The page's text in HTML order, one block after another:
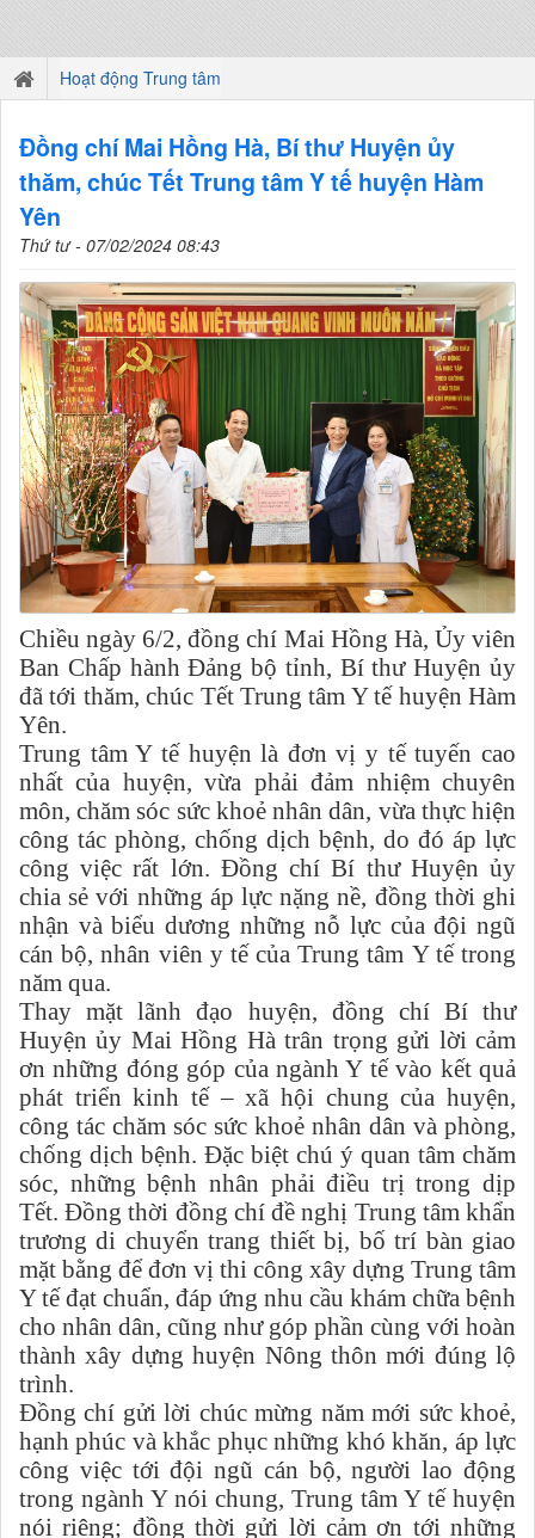
Hoạt động Trung tâm
Đồng chí Mai Hồng Hà, Bí thư Huyện ủy
thăm, chúc Tết Trung tâm Y tế huyện Hàm
Yên
Thứ tư - 07/02/2024 08:43
Chiều ngày 6/2, đồng chí Mai Hồng Hà, Ủy viên
Ban Chấp hành Đảng bộ tỉnh, Bí thư Huyện ủy
đã tới thăm, chúc Tết Trung tâm Y tế huyện Hàm
Yên.
Trung tâm Y tế huyện là đơn vị y tế tuyến cao
nhất của huyện, vừa phải đảm nhiệm chuyên
môn, chăm sóc sức khoẻ nhân dân, vừa thực hiện
công tác phòng, chống dịch bệnh, do đó áp lực
công việc rất lớn. Đồng chí Bí thư Huyện ủy
chia sẻ với những áp lực nặng nề, đồng thời ghi
nhận và biểu dương những nỗ lực của đội ngũ
cán bộ, nhân viên y tế của Trung tâm Y tế trong
năm qua.
Thay mặt lãnh đạo huyện, đồng chí Bí thư
Huyện ủy Mai Hồng Hà trân trọng gửi lời cảm
ơn những đóng góp của ngành Y tế vào kết quả
phát triển kinh tế – xã hội chung của huyện,
công tác chăm sóc sức khoẻ nhân dân và phòng,
chống dịch bệnh. Đặc biệt chú ý quan tâm chăm
sóc, những bệnh nhân phải điều trị trong dịp
Tết. Đồng thời đồng chí đề nghị Trung tâm khẩn
trương di chuyển trang thiết bị, bố trí bàn giao
mặt bằng để đơn vị thi công xây dựng Trung tâm
Y tế đạt chuẩn, đáp ứng nhu cầu khám chữa bệnh
cho nhân dân, cũng như góp phần cùng với hoàn
thành xây dựng huyện Nông thôn mới đúng lộ
trình.
Đồng chí gửi lời chúc mừng năm mới sức khoẻ,
hạnh phúc và khắc phục những khó khăn, áp lực
công việc tới đội ngũ cán bộ, người lao động
trong ngành Y nói chung, Trung tâm Y tế huyện
nói riêng; đồng thời gửi lời cảm ơn tới những